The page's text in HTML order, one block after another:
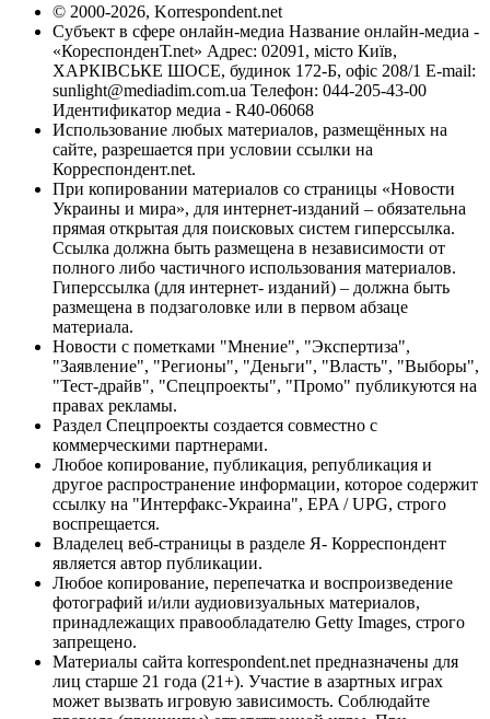
© 2000-2026, Korrespondent.net
Субъект в сфере онлайн-медиа Название онлайн-медиа -
«КореспонденТ.net» Адрес: 02091, місто Київ,
ХАРКІВСЬКЕ ШОСЕ, будинок 172-Б, офіс 208/1 E-mail:
sunlight@mediadim.com.ua Телефон: 044-205-43-00
Идентификатор медиа - R40-06068
Использование любых материалов, размещённых на
сайте, разрешается при условии ссылки на
Корреспондент.net.
При копировании материалов со страницы «Новости
Украины и мира», для интернет-изданий – обязательна
прямая открытая для поисковых систем гиперссылка.
Ссылка должна быть размещена в независимости от
полного либо частичного использования материалов.
Гиперссылка (для интернет- изданий) – должна быть
размещена в подзаголовке или в первом абзаце
материала.
Новости с пометками "Мнение", "Экспертиза",
"Заявление", "Регионы", "Деньги", "Власть", "Выборы",
"Тест-драйв", "Спецпроекты", "Промо" публикуются на
правах рекламы.
Раздел Спецпроекты создается совместно с
коммерческими партнерами.
Любое копирование, публикация, републикация и
другое распространение информации, которое содержит
ссылку на "Интерфакс-Украина", EPA / UPG, строго
воспрещается.
Владелец веб-страницы в разделе Я- Корреспондент
является автор публикации.
Любое копирование, перепечатка и воспроизведение
фотографий и/или аудиовизуальных материалов,
принадлежащих правообладателю Getty Images, строго
запрещено.
Материалы сайта korrespondent.net предназначены для
лиц старше 21 года (21+). Участие в азартных играх
может вызвать игровую зависимость. Соблюдайте